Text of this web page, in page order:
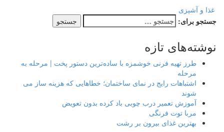
غذا و آشپزی
جستجو برای:
نوشته‌های تازه
طرز تهیه فرنی خوشمزه با ساده‌ترین دستور پخت | مرحله به
مرحله
اشتباهات رایج در نمای ساختمان؛ خطاهایی که هزینه ساز می
شوند
آموزش تعمیر درب چوبی باد کرده بدون تعویض
مربا توت فرنگی
بهترین غذای بیرون بر رشت